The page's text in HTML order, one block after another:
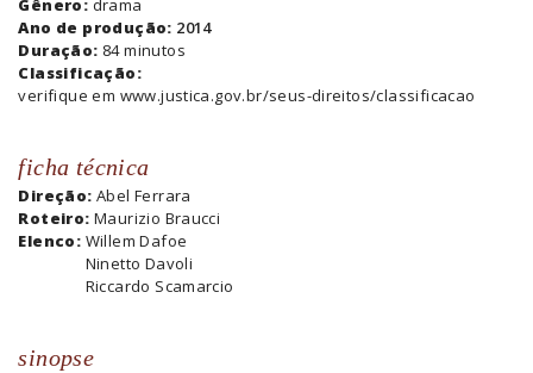
Gênero: drama
Ano de produção: 2014
Duração: 84 minutos
Classificação:
verifique em www.justica.gov.br/seus-direitos/classificacao
ficha técnica
Direção: Abel Ferrara
Roteiro: Maurizio Braucci
Elenco: Willem Dafoe
Ninetto Davoli
Riccardo Scamarcio
sinopse